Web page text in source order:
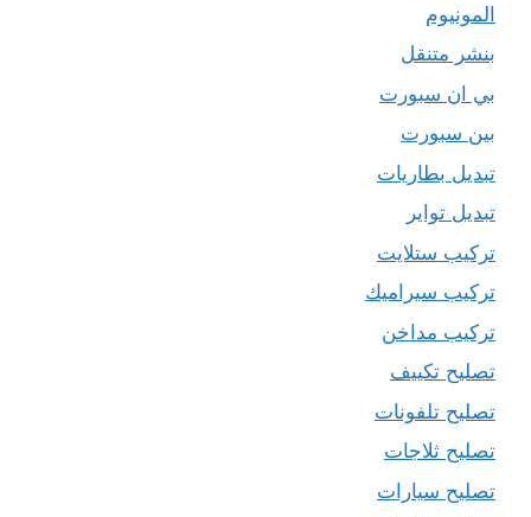
المونيوم
بنشر متنقل
بي ان سبورت
بين سبورت
تبديل بطاريات
تبديل تواير
تركيب ستلايت
تركيب سيراميك
تركيب مداخن
تصليح تكييف
تصليح تلفونات
تصليح ثلاجات
تصليح سيارات